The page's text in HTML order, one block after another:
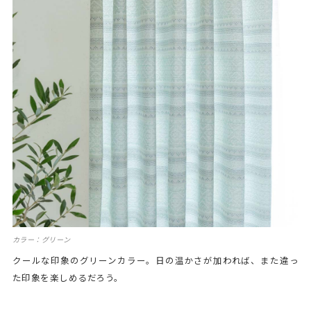
カラー：グリーン
クールな印象のグリーンカラー。日の温かさが加われば、また違っ
た印象を楽しめるだろう。